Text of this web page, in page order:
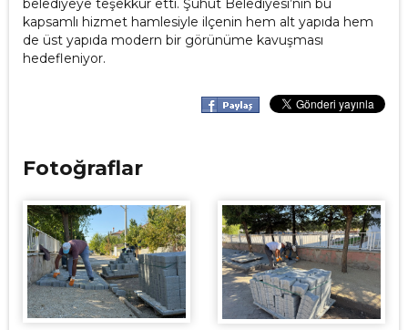
belediyeye teşekkür etti. Şuhut Belediyesi’nin bu
kapsamlı hizmet hamlesiyle ilçenin hem alt yapıda hem
de üst yapıda modern bir görünüme kavuşması
hedefleniyor.
Fotoğraflar